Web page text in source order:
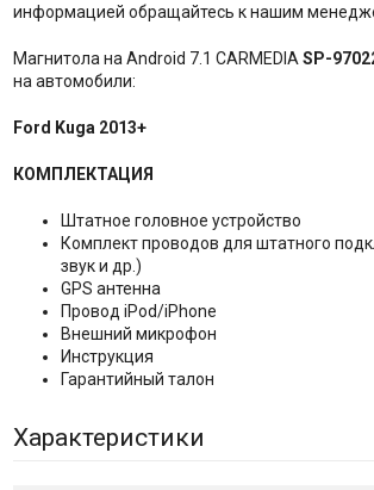
информацией обращайтесь к нашим
Магнитола на Android 7.1 CARMEDIA SP-
на автомобили:
Ford Kuga 2013+
КОМПЛЕКТАЦИЯ
Штатное головное устройство
Комплект проводов для штатного
звук и др.)
GPS антенна
Провод iPod/iPhone
Внешний микрофон
Инструкция
Гарантийный талон
Характеристики